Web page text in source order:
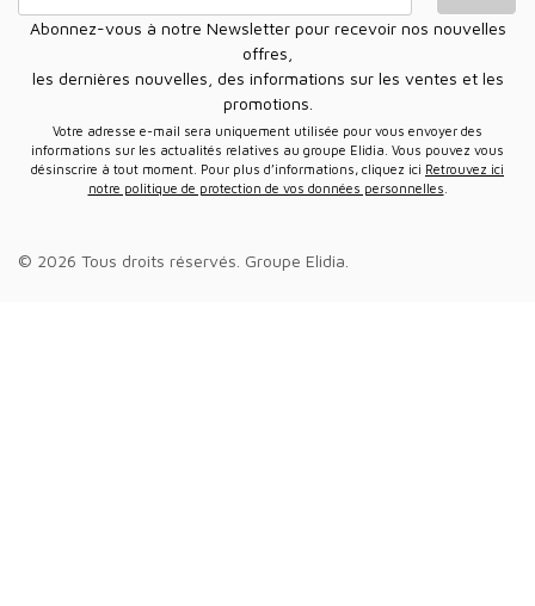
Abonnez-vous à notre Newsletter pour recevoir nos nouvelles
offres,
les dernières nouvelles, des informations sur les ventes et les
promotions.
Votre adresse e-mail sera uniquement utilisée pour vous envoyer des
informations sur les actualités relatives au groupe Elidia. Vous pouvez vous
désinscrire à tout moment. Pour plus d’informations, cliquez ici Retrouvez ici
notre politique de protection de vos données personnelles
© 2026 Tous droits réservés. Groupe Elidia